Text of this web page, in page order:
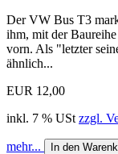
Der VW Bus T3
ihm, mit der
vorn. Als "letzter
ähnlich...
EUR 12,00
inkl. 7 % USt zzgl.
mehr... In den